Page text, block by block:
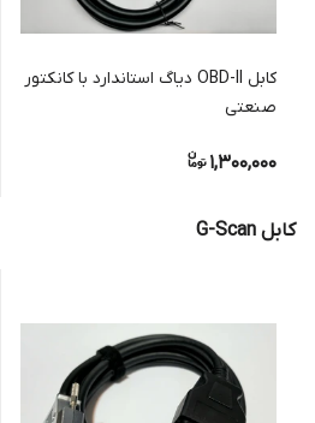
کابل OBD-II دیاگ استاندارد با کانکتور
صنعتی
1,300,000
کابل G-Scan